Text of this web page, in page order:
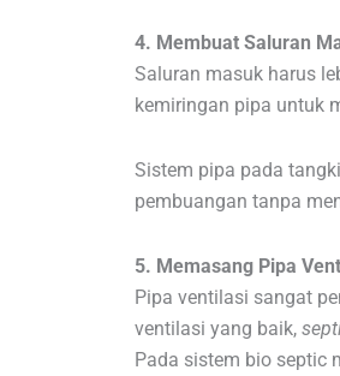
4. Membuat Saluran
Saluran masuk harus
kemiringan pipa untuk
Sistem pipa pada
pembuangan tanpa
5. Memasang Pipa
Pipa ventilasi sangat
ventilasi yang baik,
Pada sistem bio septic